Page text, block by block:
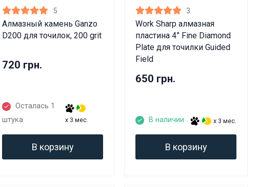
5
Алмазный камень Ganzo
D200 для точилок, 200 grit
720 грн.
Осталась 1
штука
x 3 мес.
В корзину
3
Work Sharp алмазная
пластина 4” Fine Diamond
Plate для точилки Guided
Field
650 грн.
В наличии x 3 мес.
В корзину